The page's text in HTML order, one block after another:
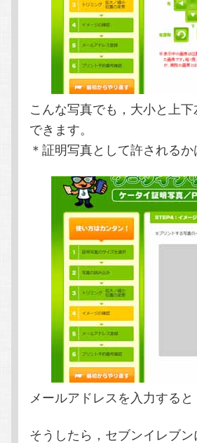
こんな写真でも，大小と上
できます。
＊証明写真として許されるか
メールアドレスを入力する
そうしたら，セブンイレブ